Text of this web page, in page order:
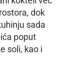
dok
sada
poput
soli, kao i